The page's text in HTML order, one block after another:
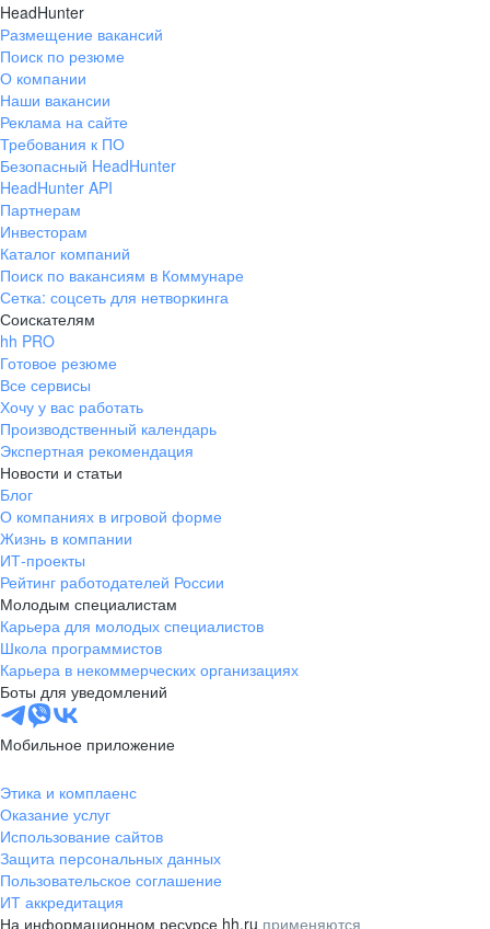
HeadHunter
Размещение вакансий
Поиск по резюме
О компании
Наши вакансии
Реклама на сайте
Требования к ПО
Безопасный HeadHunter
HeadHunter API
Партнерам
Инвесторам
Каталог компаний
Поиск по вакансиям в Коммунаре
Сетка: соцсеть для нетворкинга
Соискателям
hh PRO
Готовое резюме
Все сервисы
Хочу у вас работать
Производственный календарь
Экспертная рекомендация
Новости и статьи
Блог
О компаниях в игровой форме
Жизнь в компании
ИТ-проекты
Рейтинг работодателей России
Молодым специалистам
Карьера для молодых специалистов
Школа программистов
Карьера в некоммерческих организациях
Боты для уведомлений
Мобильное приложение
Этика и комплаенс
Оказание услуг
Использование сайтов
Защита персональных данных
Пользовательское соглашение
ИТ аккредитация
На информационном ресурсе hh.ru применяются